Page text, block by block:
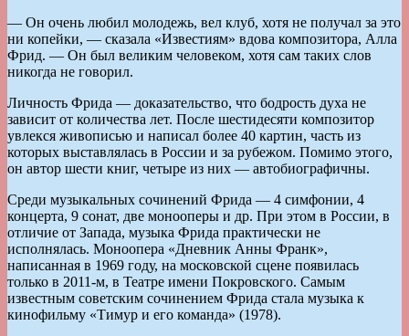
— Он очень любил молодежь, вел клуб, хотя не получал за это
ни копейки, — сказала «Известиям» вдова композитора, Алла
Фрид. — Он был великим человеком, хотя сам таких слов
никогда не говорил.
Личность Фрида — доказательство, что бодрость духа не
зависит от количества лет. После шестидесяти композитор
увлекся живописью и написал более 40 картин, часть из
которых выставлялась в России и за рубежом. Помимо этого,
он автор шести книг, четыре из них — автобиографичны.
Среди музыкальных сочинений Фрида — 4 симфонии, 4
концерта, 9 сонат, две монооперы и др. При этом в России, в
отличие от Запада, музыка Фрида практически не
исполнялась. Моноопера «Дневник Анны Франк»,
написанная в 1969 году, на московской сцене появилась
только в 2011-м, в Театре имени Покровского. Самым
известным советским сочинением Фрида стала музыка к
кинофильму «Тимур и его команда» (1978).